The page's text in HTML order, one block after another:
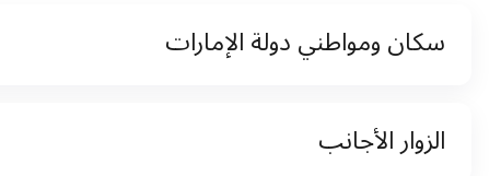
سكان ومواطني دولة الإمارات
نسخة من تأشيرة الاقامة
الزوار الأجانب